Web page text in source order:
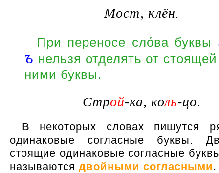
Мост, клён.
При переносе сло́ва буквы
ъ нельзя отделять от
ними буквы.
Строй-ка, коль-цо.
В некоторых словах пишутся
одинаковые согласные буквы.
стоящие одинаковые согласные
называются двойными согласными .